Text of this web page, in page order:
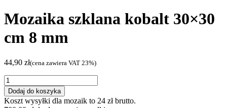
Mozaika szklana kobalt 30×30
cm 8 mm
44,90 zł(cena zawiera VAT 23%)
ilość
Mozaika
szklana
kobalt
Dodaj do koszyka
Koszt wysyłki dla mozaik to 24 złbrutto.